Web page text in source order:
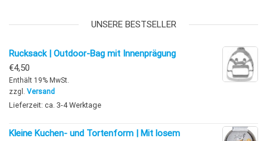
UNSERE BESTSELLER
Rucksack | Outdoor-Bag mit Innenprägung
€4,50
Enthält 19% MwSt.
zzgl. Versand
Lieferzeit: ca. 3-4 Werktage
Kleine Kuchen- und Tortenform | Mit losem